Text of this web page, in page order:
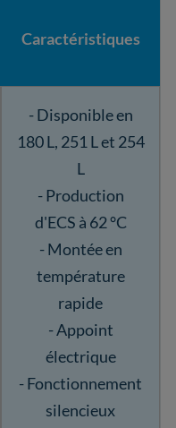
Caractéristiques
- Disponible en
180 L, 251 L et 254
L
- Production
d'ECS à 62 °C
- Montée en
température
rapide
- Appoint
électrique
- Fonctionnement
silencieux